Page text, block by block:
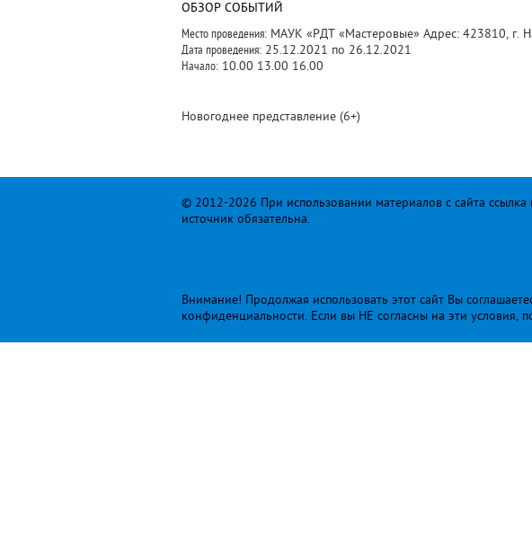
ОБЗОР СОБЫТИЙ
Место проведения: МАУК «РДТ «Мастеровые» Адрес: 423810, г.
Дата проведения: 25.12.2021 по 26.12.2021
Начало: 10.00 13.00 16.00
Новогоднее представление (6+)
© 2012-2026 При использовании материалов с сайта ссылка
источник обязательна.
Внимание! Продолжая использовать этот сайт Вы
конфиденциальности. Если вы НЕ согласны на эти условия,